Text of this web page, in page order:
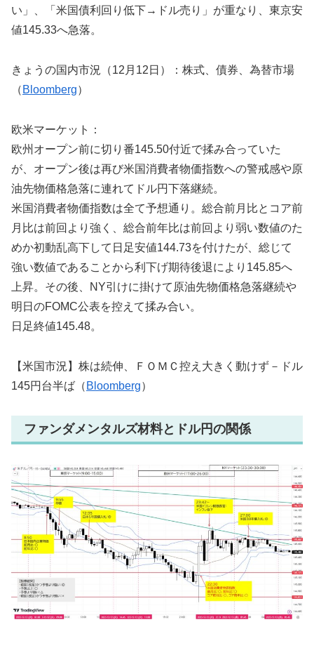
い」、「米国債利回り低下→ドル売り」が重なり、東京安
値145.33へ急落。
きょうの国内市況（12月12日）：株式、債券、為替市場
（ Bloomberg）
欧米マーケット：
欧州オープン前に切り番145.50付近で揉み合っていた
が、オープン後は再び米国消費者物価指数への警戒感や原
油先物価格急落に連れてドル円下落継続。
米国消費者物価指数は全て予想通り。総合前月比とコア前
月比は前回より強く、総合前年比は前回より弱い数値のた
めか初動乱高下して日足安値144.73を付けたが、総じて
強い数値であることから利下げ期待後退により145.85へ
上昇。その後、NY引けに掛けて原油先物価格急落継続や
明日のFOMC公表を控えて揉み合い。
日足終値145.48。
【米国市況】株は続伸、ＦＯＭＣ控え大きく動けず－ドル
145円台半ば（ Bloomberg）
ファンダメンタルズ材料とドル円の関係